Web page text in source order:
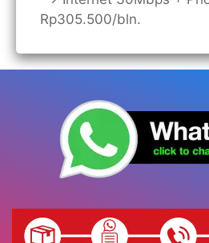
Rp305.500/bln.